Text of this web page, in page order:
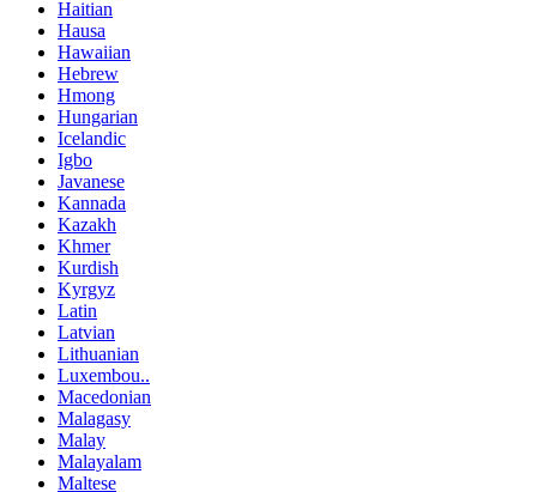
Haitian
Hausa
Hawaiian
Hebrew
Hmong
Hungarian
Icelandic
Igbo
Javanese
Kannada
Kazakh
Khmer
Kurdish
Kyrgyz
Latin
Latvian
Lithuanian
Luxembou..
Macedonian
Malagasy
Malay
Malayalam
Maltese